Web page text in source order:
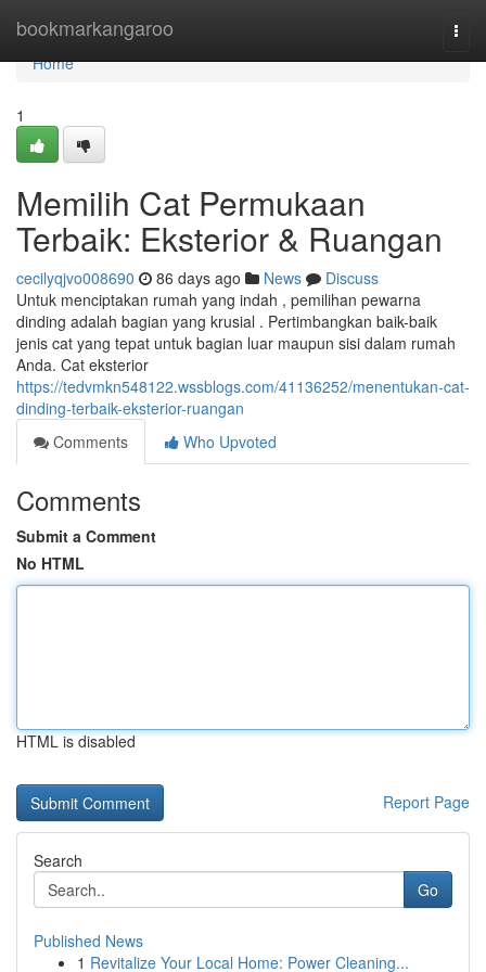
bookmarkangaroo
Home
Home
1
Memilih Cat Permukaan
Terbaik: Eksterior & Ruangan
cecilyqjvo008690 86 days ago News
Discuss
Untuk menciptakan rumah yang indah , pemilihan pewarna
dinding adalah bagian yang krusial . Pertimbangkan baik-baik
jenis cat yang tepat untuk bagian luar maupun sisi dalam rumah
Anda. Cat eksterior
https://tedvmkn548122.wssblogs.com/41136252/menentukan-cat-
dinding-terbaik-eksterior-ruangan
Comments
Who Upvoted
Comments
Submit a Comment
No HTML
HTML is disabled
Report Page
Search
Go
Published News
1 Revitalize Your Local Home: Power Cleaning...